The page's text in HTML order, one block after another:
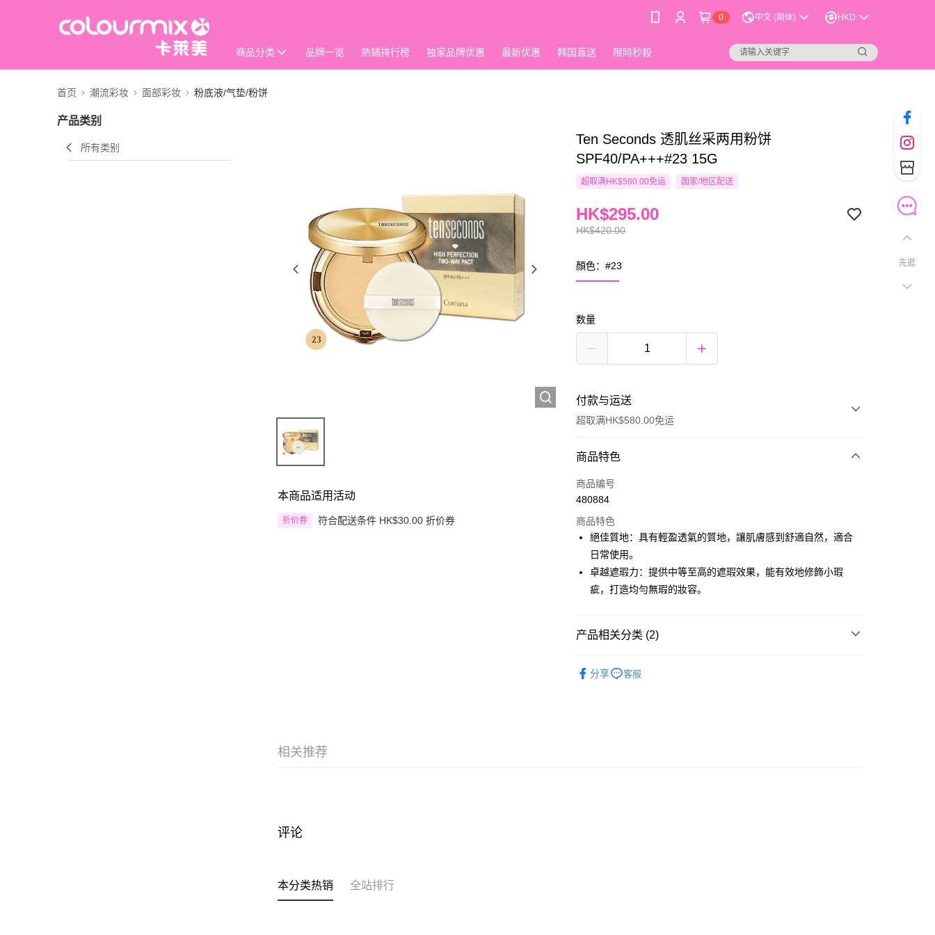
0 中文 (简体) HKD
商品分类 品牌一览 熱銷排行榜 独家品牌优惠 最新优惠 韩国直送 限時秒殺
首页 潮流彩妆 面部彩妆 粉底液/气垫/粉饼
产品类别
所有类别
本商品适用活动
折价券 符合配送条件 HK$30.00 折价券
Ten Seconds 透肌丝采两用粉饼
SPF40/PA+++#23 15G
超取满HK$580.00免运 国家/地区配送
HK$420.00
HK$295.00
顏色：#23
数量
付款与运送
超取满HK$580.00免运
付款方式
信用卡
Google Pay
AlipayHK
PayMe
其他转移资金的方式
銀行匯款 請將存款存到以下銀行帳戶，並於存款單據寫上訂單編號後電郵
至eshop@colourmix-cosmetics.com** **我們不會處理沒有提供存款單據
商品特色
商品编号
480884
商品特色
絕佳質地：具有輕盈透氣的質地，讓肌膚感到舒適自然，適合
日常使用。
卓越遮瑕力：提供中等至高的遮瑕效果，能有效地修飾小瑕
疵，打造均勻無瑕的妝容。
产品相关分类 (2)
分享 客服
相关推荐
评论
本分类热销 全站排行
先逛